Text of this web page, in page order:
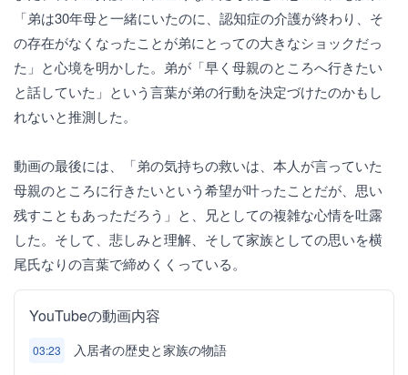
「弟は30年母と一緒にいたのに、認知症の介護が終わり、そ
の存在がなくなったことが弟にとっての大きなショックだっ
た」と心境を明かした。弟が「早く母親のところへ行きたい
と話していた」という言葉が弟の行動を決定づけたのかもし
れないと推測した。
動画の最後には、「弟の気持ちの救いは、本人が言っていた
母親のところに行きたいという希望が叶ったことだが、思い
残すこともあっただろう」と、兄としての複雑な心情を吐露
した。そして、悲しみと理解、そして家族としての思いを横
尾氏なりの言葉で締めくくっている。
YouTubeの動画内容
03:23 入居者の歴史と家族の物語